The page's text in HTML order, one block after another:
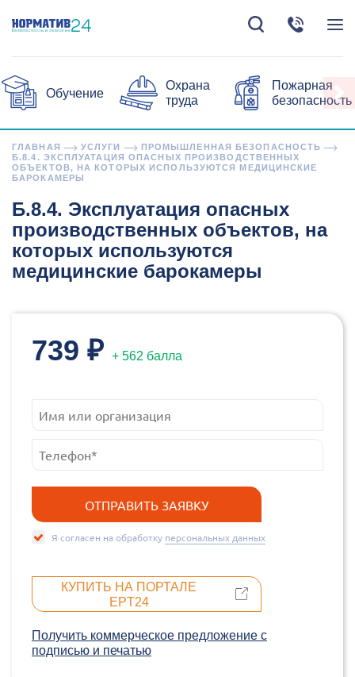
Обучение
Охрана
труда
Пожарная
безопасность
ГЛАВНАЯ УСЛУГИ
ПРОМЫШЛЕННАЯ БЕЗОПАСНОСТЬ
Б.8.4. ЭКСПЛУАТАЦИЯ ОПАСНЫХ ПРОИЗВОДСТВЕННЫХ
ОБЪЕКТОВ, НА КОТОРЫХ ИСПОЛЬЗУЮТСЯ МЕДИЦИНСКИЕ
БАРОКАМЕРЫ
Б.8.4. Эксплуатация опасных
производственных объектов, на
которых используются
медицинские барокамеры
739 ₽ + 562 балла
Я согласен на обработку персональных данных
КУПИТЬ НА ПОРТАЛЕ
EPT24
Получить коммерческое предложение c
подписью и печатью